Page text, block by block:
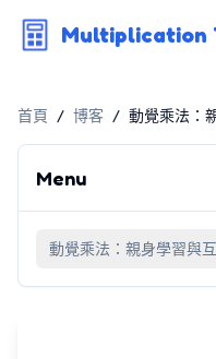
Multiplication
首頁 / 博客 / 動覺乘法：
Menu
動覺乘法：親身學習與